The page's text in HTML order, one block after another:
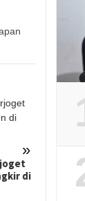
»
Bupati